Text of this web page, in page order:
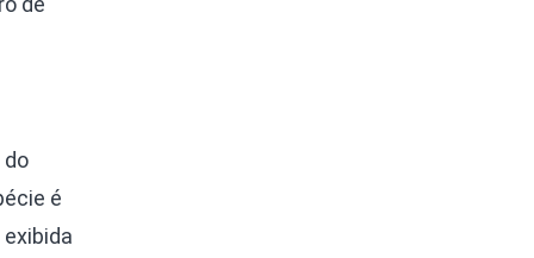
do
é